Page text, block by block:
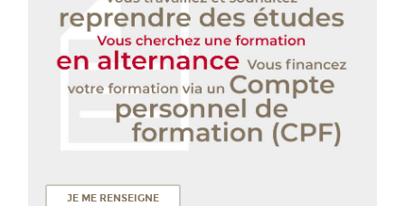
JE ME RENSEIGNE